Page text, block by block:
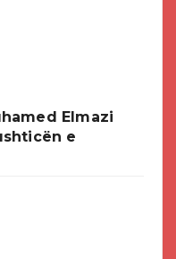
Elmazi
e